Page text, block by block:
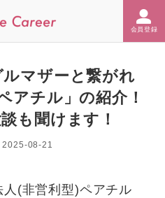
会員登録
マザーと繋がれ
アチル」の紹介！
も聞けます！
2025-08-21
(非営利型)ペアチル